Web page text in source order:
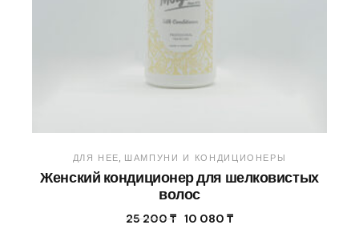
ДЛЯ НЕЕ ШАМПУНИ И КОНДИЦИОНЕРЫ
Женский кондиционер для шелковистых
волос
25 200₸ 10 080 ₸